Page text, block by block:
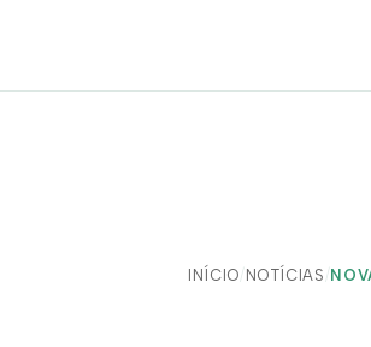
INÍCIO/ NOTÍCIAS /